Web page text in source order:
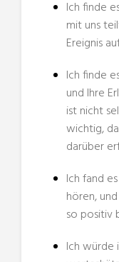
Ich finde
mit uns
Ereignis
Ich finde
und Ihre
ist nicht
wichtig,
darüber
Ich fand
hören,
so positiv
Ich würde